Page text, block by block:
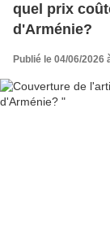
quel prix
d'Arménie?
Publié le 04/06/2026